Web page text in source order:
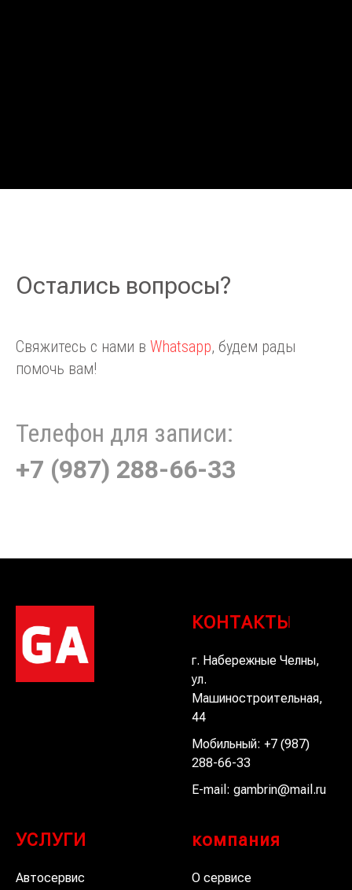
Остались вопросы?
Свяжитесь с нами в Whatsapp, будем рады
помочь вам!
Телефон для записи:
+7 (987) 288-66-33
КОНТАКТЫ
г. Набережные Челны,
ул.
Машиностроительная,
44
Мобильный: +7 (987)
288-66-33
E-mail: gambrin@mail.ru
УСЛУГИ
Автосервис
компания
О сервисе